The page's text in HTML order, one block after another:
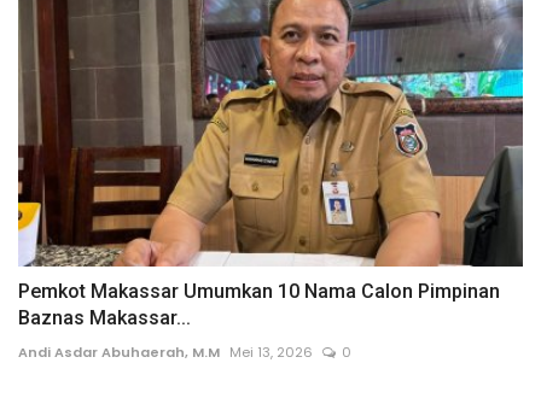
Pemkot Makassar Umumkan 10 Nama Calon Pimpinan
Baznas Makassar...
Andi Asdar Abuhaerah, M.M Mei 13, 2026 0